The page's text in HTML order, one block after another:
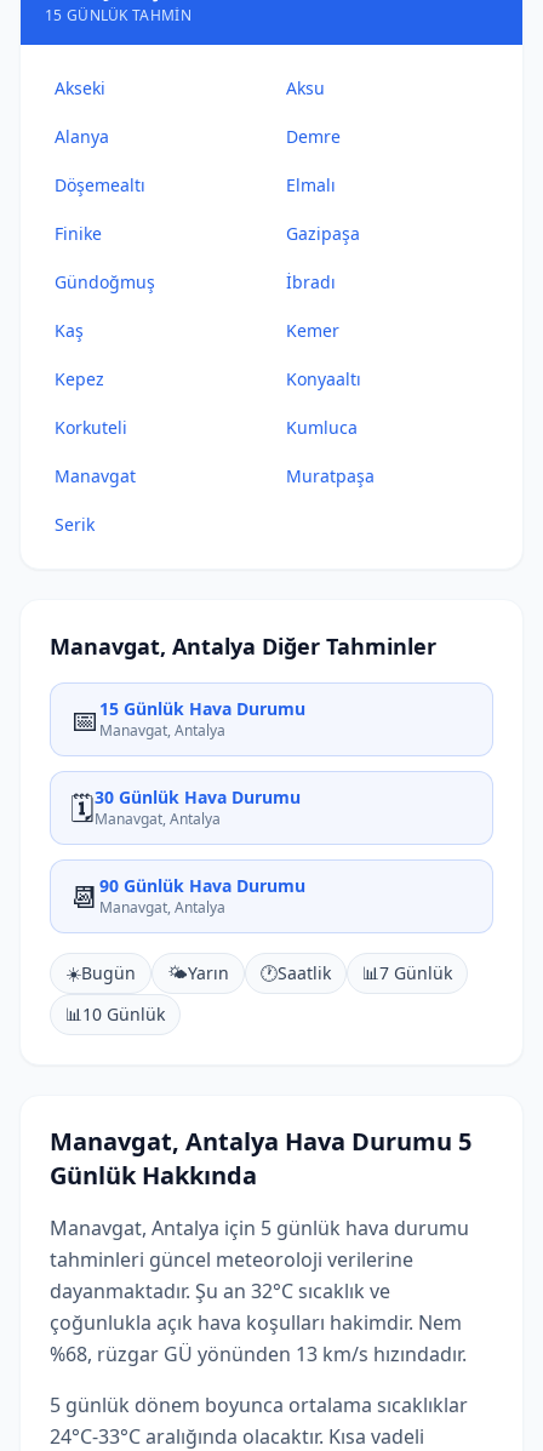
15 GÜNLÜK TAHMIN
Akseki Aksu
Alanya Demre
Döşemealtı Elmalı
Finike Gazipaşa
Gündoğmuş İbradı
Kaş Kemer
Kepez Konyaaltı
Korkuteli Kumluca
Manavgat Muratpaşa
Serik
Manavgat, Antalya Diğer Tahminler
📅 15 Günlük Hava Durumu
Manavgat, Antalya
🗓️30 Günlük Hava Durumu
Manavgat, Antalya
📆 90 Günlük Hava Durumu
Manavgat, Antalya
☀️Bugün 🌤️Yarın 🕐Saatlik 📊7 Günlük
📊10 Günlük
Manavgat, Antalya Hava Durumu 5
Günlük Hakkında
Manavgat, Antalya için 5 günlük hava durumu
tahminleri güncel meteoroloji verilerine
dayanmaktadır. Şu an 32°C sıcaklık ve
çoğunlukla açık hava koşulları hakimdir. Nem
%68, rüzgar GÜ yönünden 13 km/s hızındadır.
5 günlük dönem boyunca ortalama sıcaklıklar
24°C-33°C aralığında olacaktır. Kısa vadeli